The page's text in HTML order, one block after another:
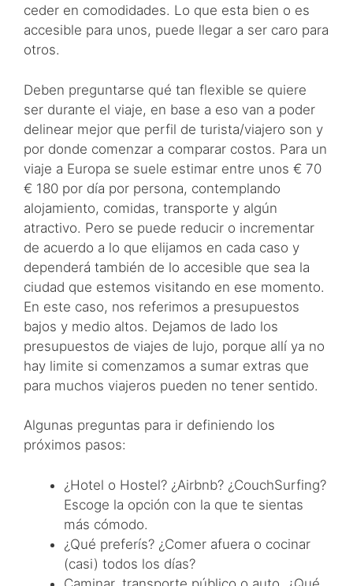
ceder en comodidades. Lo que esta bien o es
accesible para unos, puede llegar a ser caro para
otros.
Deben preguntarse qué tan flexible se quiere
ser durante el viaje, en base a eso van a poder
delinear mejor que perfil de turista/viajero son y
por donde comenzar a comparar costos. Para un
viaje a Europa se suele estimar entre unos € 70
€ 180 por día por persona, contemplando
alojamiento, comidas, transporte y algún
atractivo. Pero se puede reducir o incrementar
de acuerdo a lo que elijamos en cada caso y
dependerá también de lo accesible que sea la
ciudad que estemos visitando en ese momento.
En este caso, nos referimos a presupuestos
bajos y medio altos. Dejamos de lado los
presupuestos de viajes de lujo, porque allí ya no
hay limite si comenzamos a sumar extras que
para muchos viajeros pueden no tener sentido.
Algunas preguntas para ir definiendo los
próximos pasos:
¿Hotel o Hostel? ¿Airbnb? ¿CouchSurfing?
Escoge la opción con la que te sientas
más cómodo.
¿Qué preferís? ¿Comer afuera o cocinar
(casi) todos los días?